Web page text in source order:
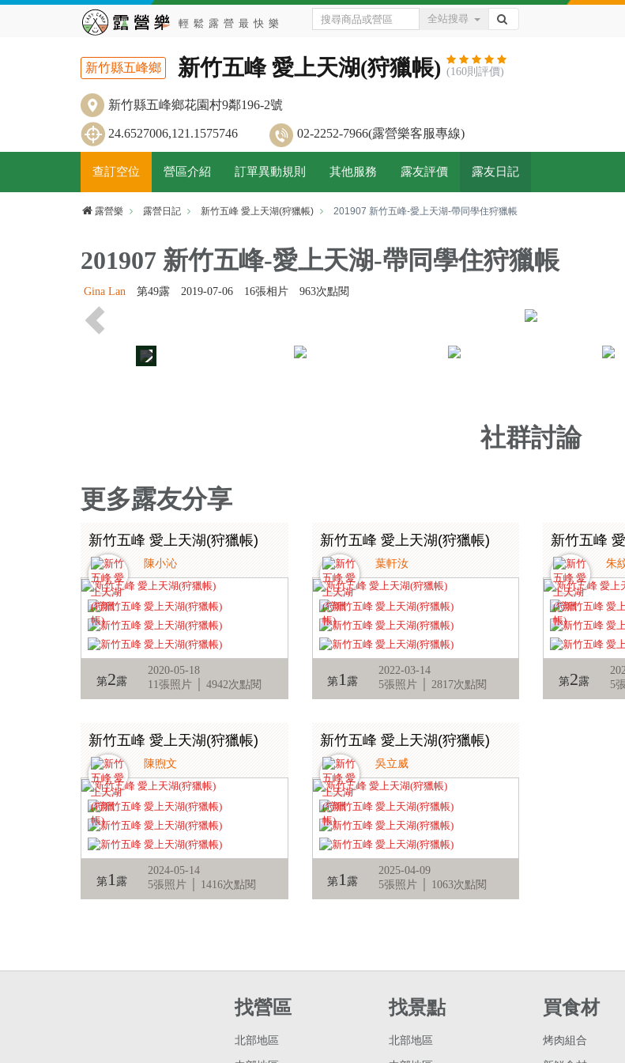
全站搜尋
新竹縣五峰鄉 新竹五峰 愛上天湖(狩獵帳) (160則評價)
新竹縣五峰鄉花園村9鄰196-2號
24.6527006,121.1575746 02-2252-7966(露營樂客服專線)
查訂空位 營區介紹 訂單異動規則 其他服務 露友評價 露友日記
露營樂 露營日記 新竹五峰 愛上天湖(狩獵帳) 201907 新竹五峰-愛上天湖-帶同學住狩獵帳
201907 新竹五峰-愛上天湖-帶同學住狩獵帳
Gina Lan 第49露 2019-07-06 16張相片 963次點閱
7
社群討論
更多露友分享
新竹五峰 愛上天湖(狩獵帳)
陳小沁
第2露
2020-05-18
11張照片 │ 4942次點閱
新竹五峰 愛上天湖(狩獵帳)
葉軒汝
第1露
2022-03-14
5張照片 │ 2817次點閱
新竹五峰
朱
第2露
5
新竹五峰 愛上天湖(狩獵帳)
陳煦文
第1露
2024-05-14
5張照片 │ 1416次點閱
新竹五峰 愛上天湖(狩獵帳)
吳立威
第1露
2025-04-09
5張照片 │ 1063次點閱
找營區
北部地區
找景點
北部地區
買食材
烤肉組合